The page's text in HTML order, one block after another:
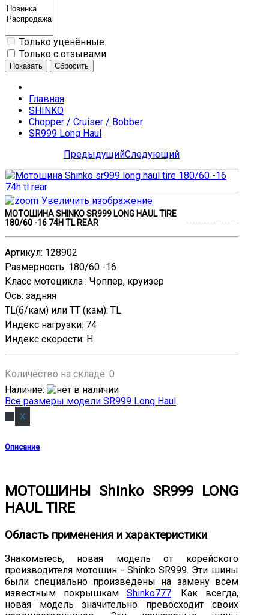
Только уценённые
Только с отзывами
Показать Сбросить
Главная
SHINKO
Chopper / Cruiser / Bobber
SR999 Long Haul
ПредыдущийСледующий
Увеличить изображение
МОТОШИНА SHINKO SR999 LONG HAUL TIRE
180/60 -16 74H TL REAR
Артикул: 128902
Размерность: 180/60 -16
Класс мотоцикла : Чоппер, круизер
Ось: задняя
TL(б/кам) или TT (кам): TL
Индекс нагрузки: 74
Индекс скорости: H
Количество на складе: 0
Наличие:
Все размеры модели SR999 Long Haul
Описание
МОТОШИНЫ Shinko SR999 LONG
HAUL TIRE
Область применения и характеристики
Знакомьтесь, новая модель от корейского
производителя мотошин - Shinko SR999. Эти шины
были специально произведены на замену всем
известным покрышкам Shinko777. Как всегда,
новая модель значительно превосходит своих